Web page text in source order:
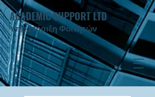
ACADEMIC SUPPORT LTD
Υποστήριξη Φοιτητών ​